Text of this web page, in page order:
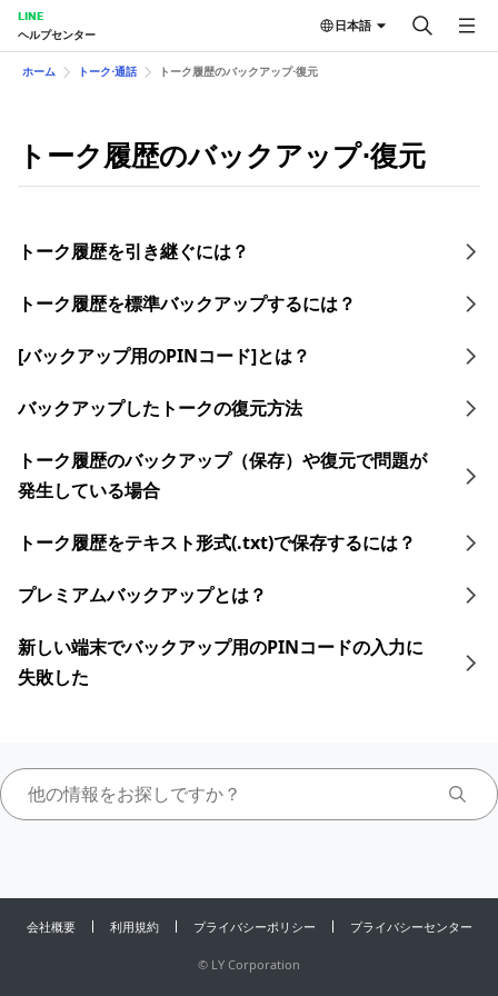
LINE
ヘルプセンター
日本語
ホーム トーク⋅通話 トーク履歴のバックアップ⋅復元
トーク履歴のバックアップ⋅復元
トーク履歴を引き継ぐには？
トーク履歴を​標準バックアップする​には？
[バックアップ用のPINコード]とは？
バックアップしたトークの復元方法
トーク履歴のバックアップ（保存）や復元で問題が
発生している場合
トーク履歴をテキスト形式(.txt)で保存するには？
プレミアムバックアップとは？
新しい端末でバックアップ用のPINコードの入力に
失敗した
会社概要 利用規約 プライバシーポリシー プライバシーセンター
© LY Corporation